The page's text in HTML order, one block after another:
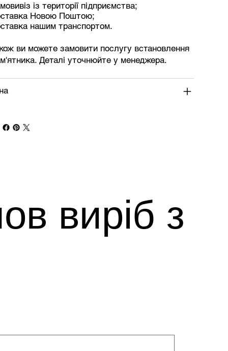
із території підприємства;
Новою Поштою;
нашим транспортом.
ви можете замовити послугу встановлення
Деталі уточнюйте у менеджера.
виріб з